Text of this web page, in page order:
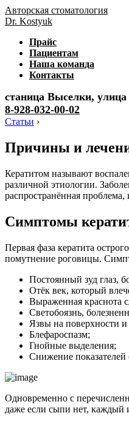
Авторская стоматология
Dr. Kostyuk
Прайс
Пациентам
Наша команда
Контакты
станица Выселки, улица
8-928-032-00-02
Статьи ›
Причины и
Кератитом называют
различной этиологии.
распространённая проблема,
Симптомы
Первая фаза кератита
помутнение роговицы.
Постоянный зуд глаз,
Отёк век, который
Выраженная краснота
Светобоязнь,
Язвы на поверхности
Блефароспазм;
Гнойные выделения;
Снижение показателей
Одновременно с
даже если сыпи нет, каждый